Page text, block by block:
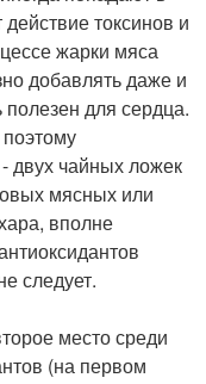
токсинов и
жарки мяса
добавлять даже и
для сердца.
двух чайных ложек
мясных или
вполне
следует.
место среди
(на первом